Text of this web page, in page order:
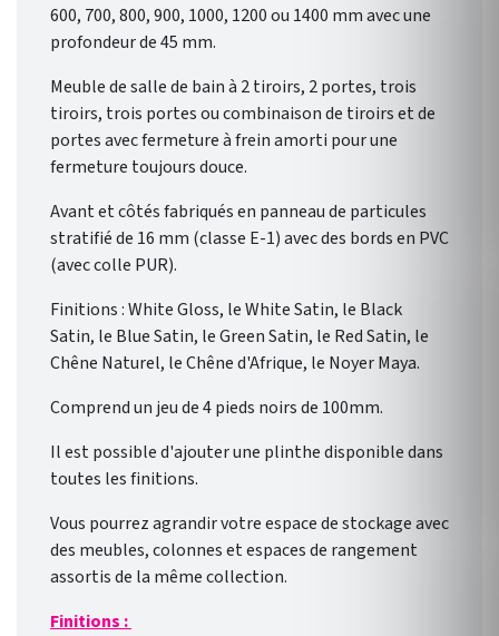
600, 700, 800, 900, 1000, 1200 ou 1400 mm avec une
profondeur de 45 mm.
Meuble de salle de bain à 2 tiroirs, 2 portes, trois
tiroirs, trois portes ou combinaison de tiroirs et de
portes avec fermeture à frein amorti pour une
fermeture toujours douce.
Avant et côtés fabriqués en panneau de particules
stratifié de 16 mm (classe E-1) avec des bords en PVC
(avec colle PUR).
Finitions : White Gloss, le White Satin, le Black
Satin, le Blue Satin, le Green Satin, le Red Satin, le
Chêne Naturel, le Chêne d'Afrique, le Noyer Maya.
Comprend un jeu de 4 pieds noirs de 100mm.
Il est possible d'ajouter une plinthe disponible dans
toutes les finitions.
Vous pourrez agrandir votre espace de stockage avec
des meubles, colonnes et espaces de rangement
assortis de la même collection.
Finitions :